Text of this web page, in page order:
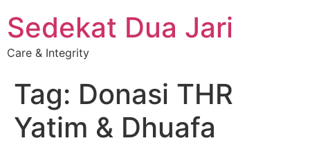
Sedekat Dua Jari
Care & Integrity
Tag: Donasi THR
Yatim & Dhuafa